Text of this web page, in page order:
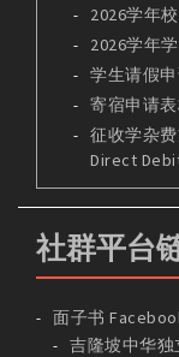
2026学年
2026学年
学生请假
寄宿申请
征收学杂
Direct
社群平台
面子书
吉隆坡中华独